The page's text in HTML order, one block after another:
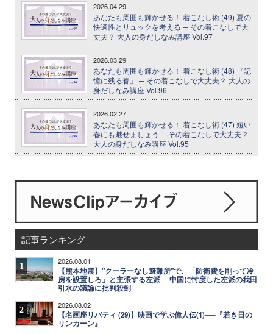
2026.04.29
あなたも周囲も輝かせる！ 着こなし術 (49) 夏の
快適性とリュックを考える ─ その着こなしで大
丈夫？ 大人の身だしなみ講座 Vol.97
2026.03.29
あなたも周囲も輝かせる！ 着こなし術 (48) 『記
憶に残る春』 ─ その着こなしで大丈夫？ 大人の
身だしなみ講座 Vol.96
2026.02.27
あなたも周囲も輝かせる！ 着こなし術 (47) 短い
春にも魅せましょう ─ その着こなしで大丈夫？
大人の身だしなみ講座 Vol.95
記事ランキング
1 2026.08.01
【熊本地震】"クーラーなし避難所"で、「防衛費を削って冷
房を設置しろ」と主張する左派 ─ 中国に忖度した左派の我田
引水の議論に批判殺到
2 2026.08.02
【名画座リバティ (29)】映画で学ぶ偉人伝(1)──『若き日の
リンカーン』